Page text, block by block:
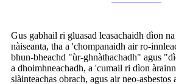
Gus gabhail ri gluasad leasachaidh dìon
nàiseanta, tha a 'chompanaidh air ro-
bhun-bheachd "ùr-ghnàthachadh" agus
a dhoimhneachadh, a 'cumail ri dìon
slàinteachas obrach, agus air neo-asbestos